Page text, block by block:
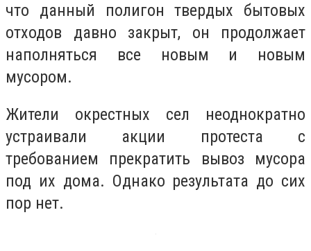
что данный полигон твердых бытовых
отходов давно закрыт, он продолжает
наполняться все новым и новым
мусором.
Жители окрестных сел неоднократно
устраивали акции протеста с
требованием прекратить вывоз мусора
под их дома. Однако результата до сих
пор нет.